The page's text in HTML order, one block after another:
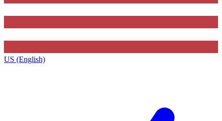
US (English)